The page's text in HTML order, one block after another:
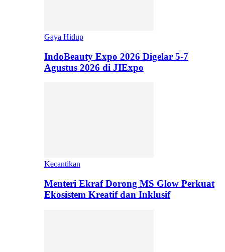
Gaya Hidup
IndoBeauty Expo 2026 Digelar 5-7
Agustus 2026 di JIExpo
Kecantikan
Menteri Ekraf Dorong MS Glow Perkuat
Ekosistem Kreatif dan Inklusif